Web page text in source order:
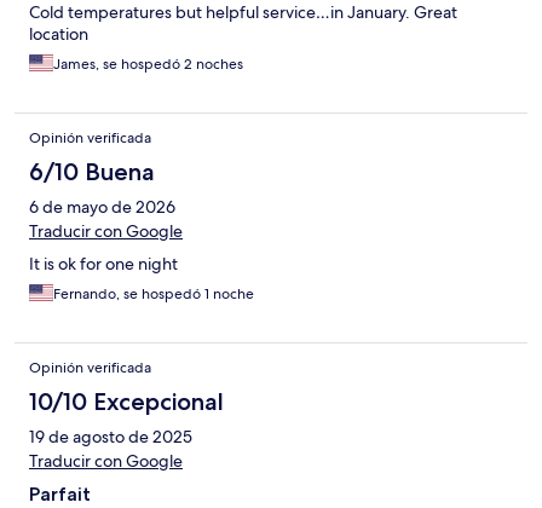
Cold temperatures but helpful service…in January. Great
location
James, se hospedó 2 noches
Opinión verificada
6/10 Buena
6 de mayo de 2026
Traducir con Google
It is ok for one night
Fernando, se hospedó 1 noche
Opinión verificada
10/10 Excepcional
19 de agosto de 2025
Traducir con Google
Parfait